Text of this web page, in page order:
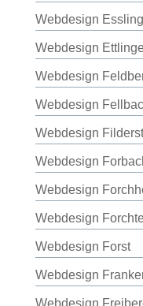
Webdesign
Webdesign
Webdesign
Webdesign
Webdesign
Webdesign
Webdesign
Webdesign
Webdesign Forst
Webdesign
Webdesign